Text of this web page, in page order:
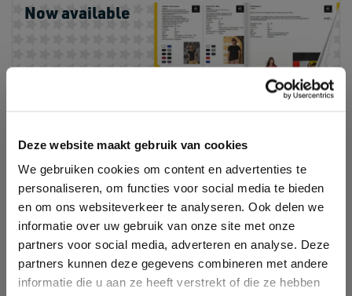
Deze website maakt gebruik van cookies
We gebruiken cookies om content en advertenties te
personaliseren, om functies voor social media te bieden
en om ons websiteverkeer te analyseren. Ook delen we
informatie over uw gebruik van onze site met onze
partners voor social media, adverteren en analyse. Deze
partners kunnen deze gegevens combineren met andere
informatie die u aan ze heeft verstrekt of die ze hebben
Now available